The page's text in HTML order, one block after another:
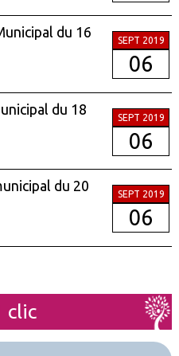
du 16
SEPT 2019
06
du 18
SEPT 2019
06
du 20
SEPT 2019
06
clic